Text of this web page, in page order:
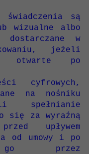
świadczenia są
wizualne albo
dostarczane w
jeżeli
otwarte po
cyfrowych,
na nośniku
spełnianie
się za wyraźną
upływem
od umowy i po
go przez